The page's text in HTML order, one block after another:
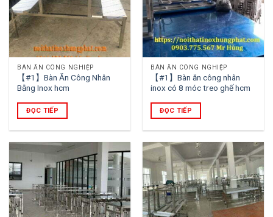
BÀN ĂN CÔNG NGHIỆP
【#1】Bàn Ăn Công Nhân
Bằng Inox hcm
ĐỌC TIẾP
BÀN ĂN CÔNG NGHIỆP
【#1】Bàn ăn công nhân
inox có 8 móc treo ghế hcm
ĐỌC TIẾP